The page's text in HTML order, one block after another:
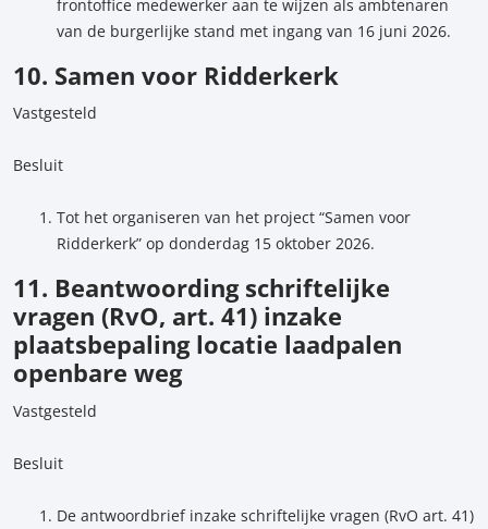
frontoffice medewerker aan te wijzen als ambtenaren
van de burgerlijke stand met ingang van 16 juni 2026.
10. Samen voor Ridderkerk
Vastgesteld
Besluit
Tot het organiseren van het project “Samen voor
Ridderkerk” op donderdag 15 oktober 2026.
11. Beantwoording schriftelijke
vragen (RvO, art. 41) inzake
plaatsbepaling locatie laadpalen
openbare weg
Vastgesteld
Besluit
De antwoordbrief inzake schriftelijke vragen (RvO art. 41)